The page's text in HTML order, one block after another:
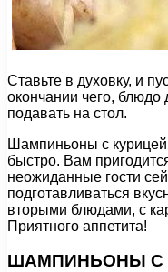
Ставьте в духовку, и
окончании чего,
подавать на стол.
Шампиньоны с курицей
быстро. Вам
неожиданные гости
подготавливаться
вторыми блюдами, с
Приятного аппетита!
ШАМПИНЬОНЫ С